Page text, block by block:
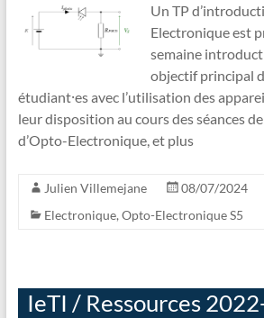
Un TP
Electronique est
semaine
objectif principal
étudiant⸱es avec l’utilisation des
leur disposition au cours des séances
d’Opto-Electronique, et plus
Julien Villemejane
08/07/2024
Electronique, Opto-Electronique S5
IeTI / Ressources